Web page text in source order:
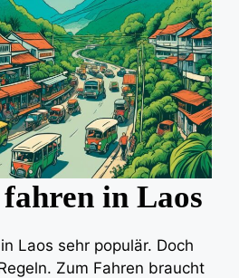
in Laos
Laos sehr populär. Doch
Zum Fahren braucht